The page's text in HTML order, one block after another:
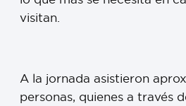
visitan.
A la jornada asistieron
personas, quienes a través